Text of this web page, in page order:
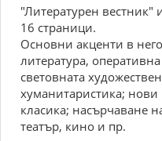
"Литературен вестник"
16 страници.
Основни акценти в
литература,
световната
хуманитаристика; нови
класика; насърчаване
театър, кино и пр.